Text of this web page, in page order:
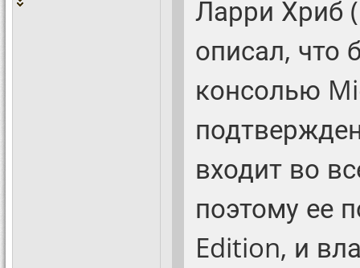
Ларри Хриб
описал, что
консолью
входит во
поэтому ее
Edition, и